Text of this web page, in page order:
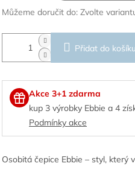
Můžeme doručit do: Zvolte
Přidat do košíku
Akce 3+1 zdarma
kup 3 výrobky Ebbie a 4
Podmínky akce
Osobitá čepice Ebbie – styl, který